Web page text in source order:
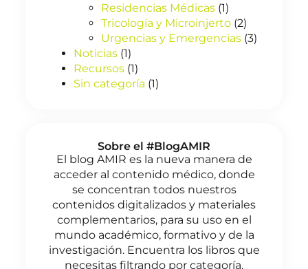
Residencias Médicas(1)
Tricología y Microinjerto(2)
Urgencias y Emergencias(3)
Noticias(1)
Recursos(1)
Sin categoría (1)
Sobre el #BlogAMIR
El blog AMIR es la nueva manera de
acceder al contenido médico, donde
se concentran todos nuestros
contenidos digitalizados y materiales
complementarios, para su uso en el
mundo académico, formativo y de la
investigación. Encuentra los libros que
necesitas filtrando por categoría.